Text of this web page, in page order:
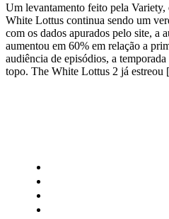
Um levantamento feito pela
White Lottus continua sendo um
com os dados apurados pelo site, a
aumentou em 60% em relação a
audiência de episódios, a
topo. The White Lottus 2 já